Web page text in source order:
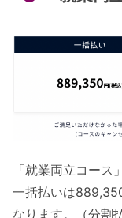
「就業両立コース
一括払いは
なります。（分割